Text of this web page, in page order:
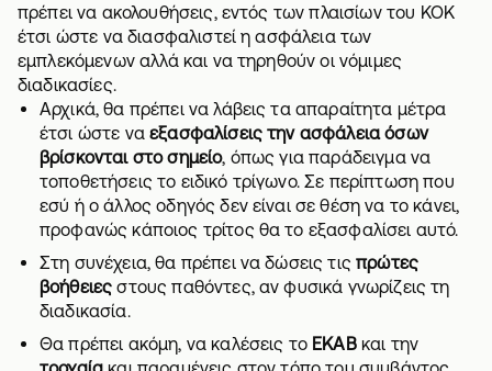
πρέπει να ακολουθήσεις, εντός των πλαισίων του ΚΟΚ
έτσι ώστε να διασφαλιστεί ηασφάλειατων
εμπλεκόμενων αλλά και να τηρηθούν οι νόμιμες
διαδικασίες.
Αρχικά, θα πρέπει να λάβεις τα απαραίτητα μέτρα
έτσι ώστε ναεξασφαλίσεις την ασφάλεια όσων
βρίσκονται στο σημείο, όπως για παράδειγμα να
τοποθετήσεις το ειδικό τρίγωνο. Σε περίπτωση που
εσύ ή ο άλλος οδηγός δεν είναι σε θέση να το κάνει,
προφανώς κάποιος τρίτος θα το εξασφαλίσει αυτό.
Στη συνέχεια, θα πρέπει να δώσεις τιςπρώτες
βοήθειες στους παθόντες, αν φυσικά γνωρίζεις τη
διαδικασία.
Θα πρέπει ακόμη, να καλέσεις το ΕΚΑΒκαι την